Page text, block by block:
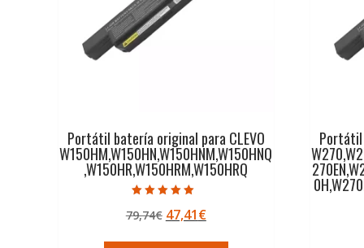
Portátil batería original para CLEVO
W150HM,W150HN,W150HNM,W150HNQ
,W150HR,W150HRM,W150HRQ
5.00
de 5
79,74€ El
47,41€El
Portátil